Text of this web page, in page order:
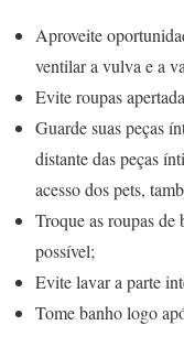
Aproveite
ventilar a vulva e a
Evite roupas
Guarde suas peças
distante das peças
acesso dos pets,
Troque as roupas de
possível;
Evite lavar a parte
Tome banho logo